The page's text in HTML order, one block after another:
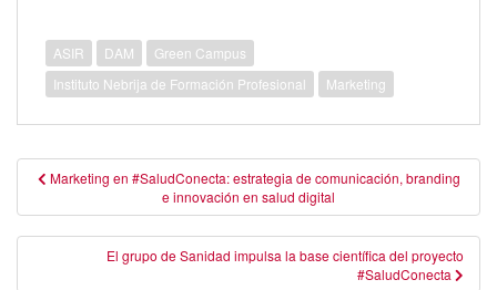
ASIR DAM
Green Campus
Instituto Nebrija de Formación Profesional
Marketing
Navegación
de
entradas
Marketing en #SaludConecta: estrategia de comunicación, branding
e innovación en salud digital
El grupo de Sanidad impulsa la base científica del proyecto
#SaludConecta